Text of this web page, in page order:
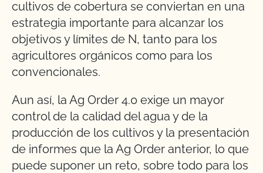
cultivos de cobertura se conviertan en una
estrategia importante para alcanzar los
objetivos y límites de N, tanto para los
agricultores orgánicos como para los
convencionales.
Aun así, la Ag Order 4.0 exige un mayor
control de la calidad del agua y de la
producción de los cultivos y la presentación
de informes que la Ag Order anterior, lo que
puede suponer un reto, sobre todo para los